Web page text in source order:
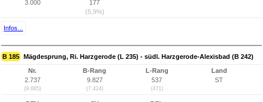
3.000
177
(5,9%)
Infos...
B 185 Mägdesprung, Ri. Harzgerode (L 235) - südl. Harzgerode-Alexisbad (B 242)
Nr.
2.737
(9.685)
B-Rang
9.827
(7.424)
L-Rang
537
(471)
Land
ST